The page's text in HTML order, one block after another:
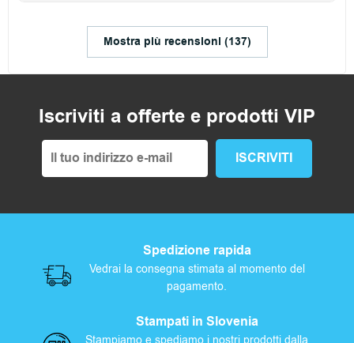
Mostra più recensioni (137)
Iscriviti a offerte e prodotti VIP
Spedizione rapida
Vedrai la consegna stimata al momento del
pagamento.
Stampati in Slovenia